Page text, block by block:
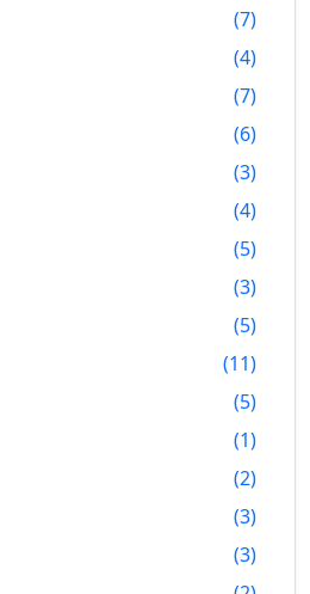
7
4
7
6
3
4
5
3
5
11
5
1
2
3
3